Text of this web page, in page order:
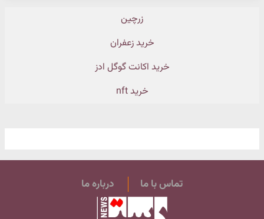
زرچین
خرید زعفران
خرید اکانت گوگل ادز
خرید nft
تماس با ما درباره ما